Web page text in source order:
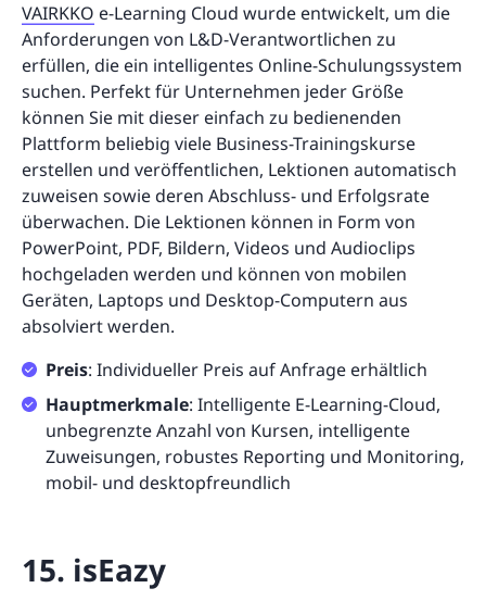
VAIRKKO e-Learning Cloud wurde entwickelt, um die
Anforderungen von L&D-Verantwortlichen zu
erfüllen, die ein intelligentes Online-Schulungssystem
suchen. Perfekt für Unternehmen jeder Größe
können Sie mit dieser einfach zu bedienenden
Plattform beliebig viele Business-Trainingskurse
erstellen und veröffentlichen, Lektionen automatisch
zuweisen sowie deren Abschluss- und Erfolgsrate
überwachen. Die Lektionen können in Form von
PowerPoint, PDF, Bildern, Videos und Audioclips
hochgeladen werden und können von mobilen
Geräten, Laptops und Desktop-Computern aus
absolviert werden.
Preis: Individueller Preis auf Anfrage erhältlich
Hauptmerkmale: Intelligente E-Learning-Cloud,
unbegrenzte Anzahl von Kursen, intelligente
Zuweisungen, robustes Reporting und Monitoring,
mobil- und desktopfreundlich
15. isEazy